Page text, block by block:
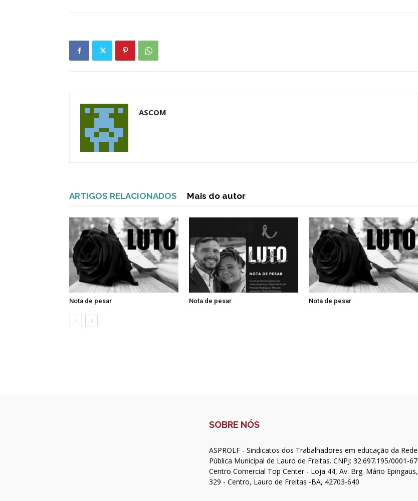
ASCOM
ARTIGOS RELACIONADOS Mais do autor
Nota de pesar Nota de pesar Nota de pesar
SOBRE NÓS
ASPROLF - Sindicatos dos Trabalhadores em educação da Rede
Pública Municipal de Lauro de Freitas. CNPJ: 32.697.195/0001-67
Centro Comercial Top Center - Loja 44, Av. Brg. Mário Epingaus,
329 - Centro, Lauro de Freitas -BA, 42703-640